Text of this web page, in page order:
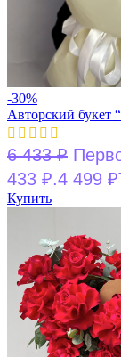
-30%
Авторский букет
6 433₽
433 ₽.4 499 ₽
Купить